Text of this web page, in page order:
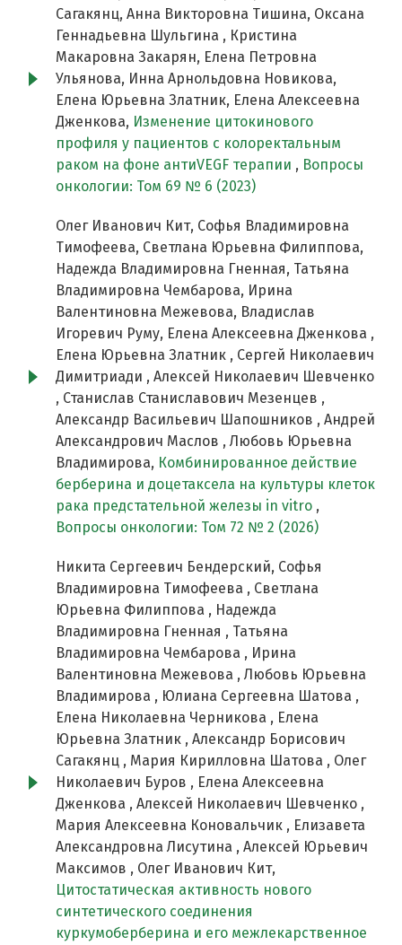
Сагакянц, Анна Викторовна Тишина, Оксана
Геннадьевна Шульгина , Кристина
Макаровна Закарян, Елена Петровна
Ульянова, Инна Арнольдовна Новикова,
Елена Юрьевна Златник, Елена Алексеевна
Дженкова, Изменение цитокинового
профиля у пациентов с колоректальным
раком на фоне антиVEGF терапии , Вопросы
онкологии: Том 69 № 6 (2023)
Олег Иванович Кит, Софья Владимировна
Тимофеева, Светлана Юрьевна Филиппова,
Надежда Владимировна Гненная, Татьяна
Владимировна Чембарова, Ирина
Валентиновна Межевова, Владислав
Игоревич Руму, Елена Алексеевна Дженкова ,
Елена Юрьевна Златник , Сергей Николаевич
Димитриади , Алексей Николаевич Шевченко
, Станислав Станиславович Мезенцев ,
Александр Васильевич Шапошников , Андрей
Александрович Маслов , Любовь Юрьевна
Владимирова, Комбинированное действие
берберина и доцетаксела на культуры клеток
рака предстательной железы in vitro ,
Вопросы онкологии: Том 72 № 2 (2026)
Никита Сергеевич Бендерский, Софья
Владимировна Тимофеева , Светлана
Юрьевна Филиппова , Надежда
Владимировна Гненная , Татьяна
Владимировна Чембарова , Ирина
Валентиновна Межевова , Любовь Юрьевна
Владимирова , Юлиана Сергеевна Шатова ,
Елена Николаевна Черникова , Елена
Юрьевна Златник , Александр Борисович
Сагакянц , Мария Кирилловна Шатова , Олег
Николаевич Буров , Елена Алексеевна
Дженкова , Алексей Николаевич Шевченко ,
Мария Алексеевна Коновальчик , Елизавета
Александровна Лисутина , Алексей Юрьевич
Максимов , Олег Иванович Кит,
Цитостатическая активность нового
синтетического соединения
куркумоберберина и его межлекарственное